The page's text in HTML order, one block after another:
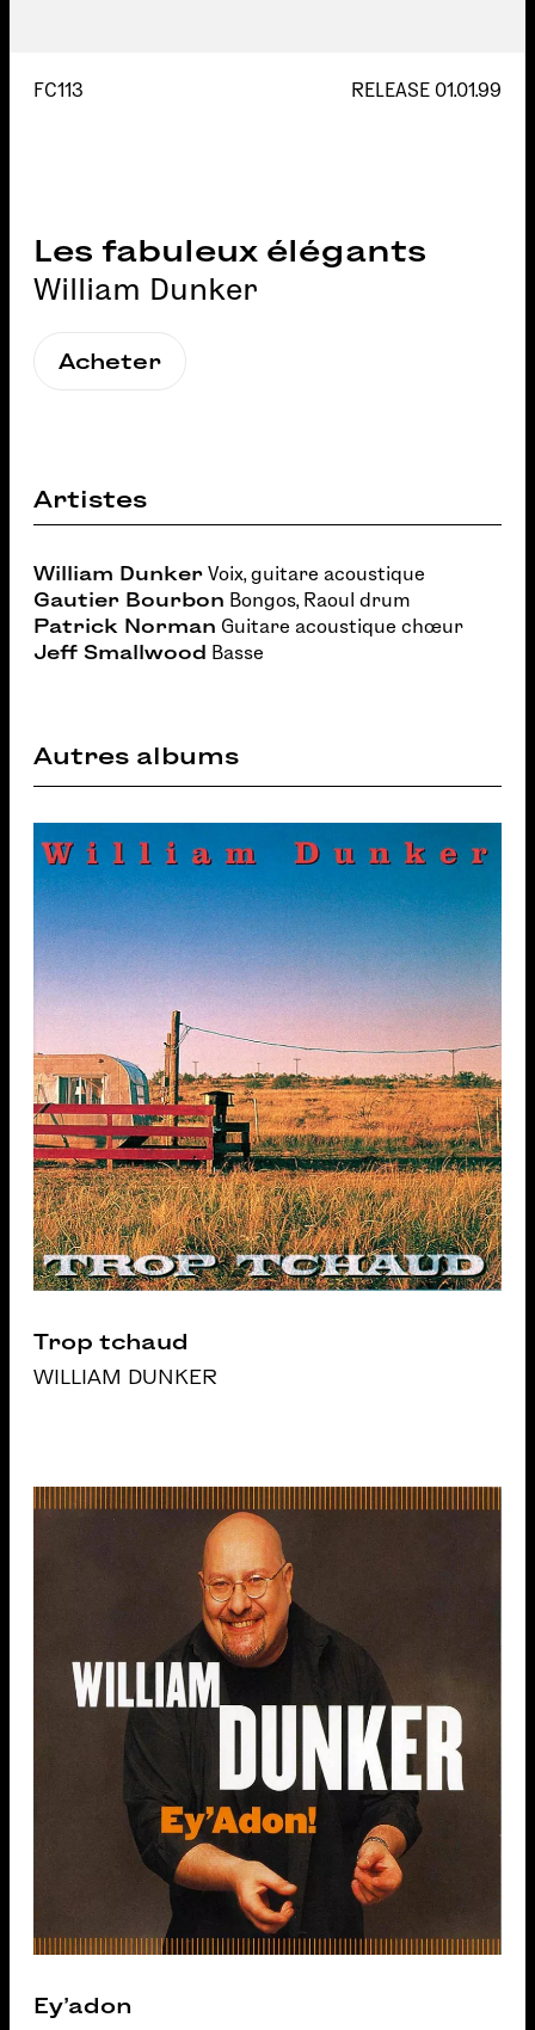
FC113 RELEASE 01.01.99
Les fabuleux élégants
William Dunker
Acheter
Artistes
William Dunker Voix, guitare acoustique
Gautier Bourbon Bongos, Raoul drum
Patrick Norman Guitare acoustique chœur
Jeff Smallwood Basse
Autres albums
Trop tchaud
WILLIAM DUNKER
Ey’adon